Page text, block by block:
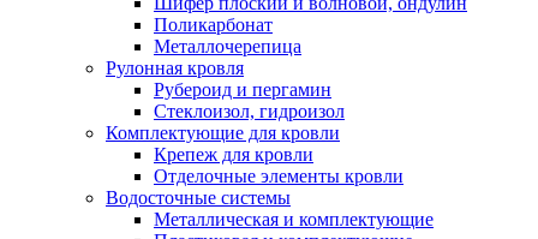
Поликарбонат
Металлочерепица
Рулонная кровля
Рубероид и пергамин
Стеклоизол, гидроизол
Комплектующие для кровли
Крепеж для кровли
Отделочные элементы кровли
Водосточные системы
Металлическая и комплектующие